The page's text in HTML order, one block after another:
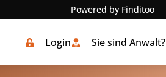
Powered by Finditoo
Login Sie sind Anwalt?